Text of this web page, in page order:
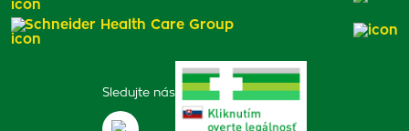
Sledujte nás
Schneider Health Care Group